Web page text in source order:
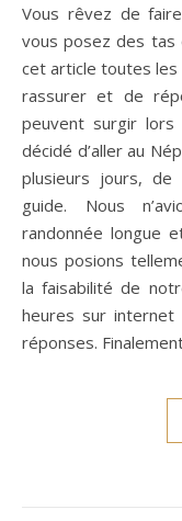
Vous rêvez de faire un trek dans l’Himalaya, mais vous
vous posez des tas
cet article toutes les
rassurer et de
peuvent surgir lors
décidé d’aller au
plusieurs jours, de
guide. Nous
randonnée longue
nous posions
la faisabilité de
heures sur
réponses.